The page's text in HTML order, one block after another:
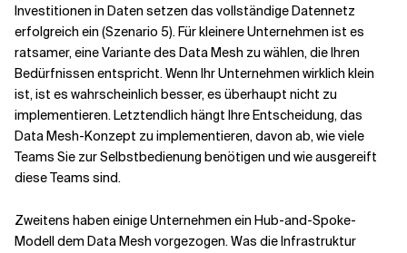
Investitionen in Daten setzen das vollständige Datennetz
erfolgreich ein (Szenario 5). Für kleinere Unternehmen ist es
ratsamer, eine Variante des Data Mesh zu wählen, die Ihren
Bedürfnissen entspricht. Wenn Ihr Unternehmen wirklich klein
ist, ist es wahrscheinlich besser, es überhaupt nicht zu
implementieren. Letztendlich hängt Ihre Entscheidung, das
Data Mesh-Konzept zu implementieren, davon ab, wie viele
Teams Sie zur Selbstbedienung benötigen und wie ausgereift
diese Teams sind.
Zweitens haben einige Unternehmen ein Hub-and-Spoke-
Modell dem Data Mesh vorgezogen. Was die Infrastruktur